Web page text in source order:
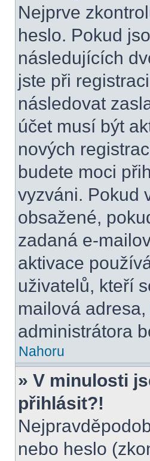
Nejprve
heslo. Pokud
následujících
jste při
následovat
účet musí být
nových
budete moci
vyzváni. Pokud
obsažené,
zadaná e-
aktivace
uživatelů, kteří
mailová
administrátora
Nahoru
» V minulosti
přihlásit?!
nebo heslo